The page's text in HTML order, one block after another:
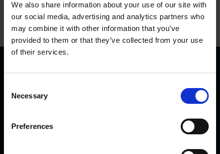
We also share information about your use of our site with
our social media, advertising and analytics partners who
may combine it with other information that you’ve
provided to them or that they’ve collected from your use
of their services.
Necessary
Preferences
KVK Hydra Klov jest nowoczesną firmą zajmującą się